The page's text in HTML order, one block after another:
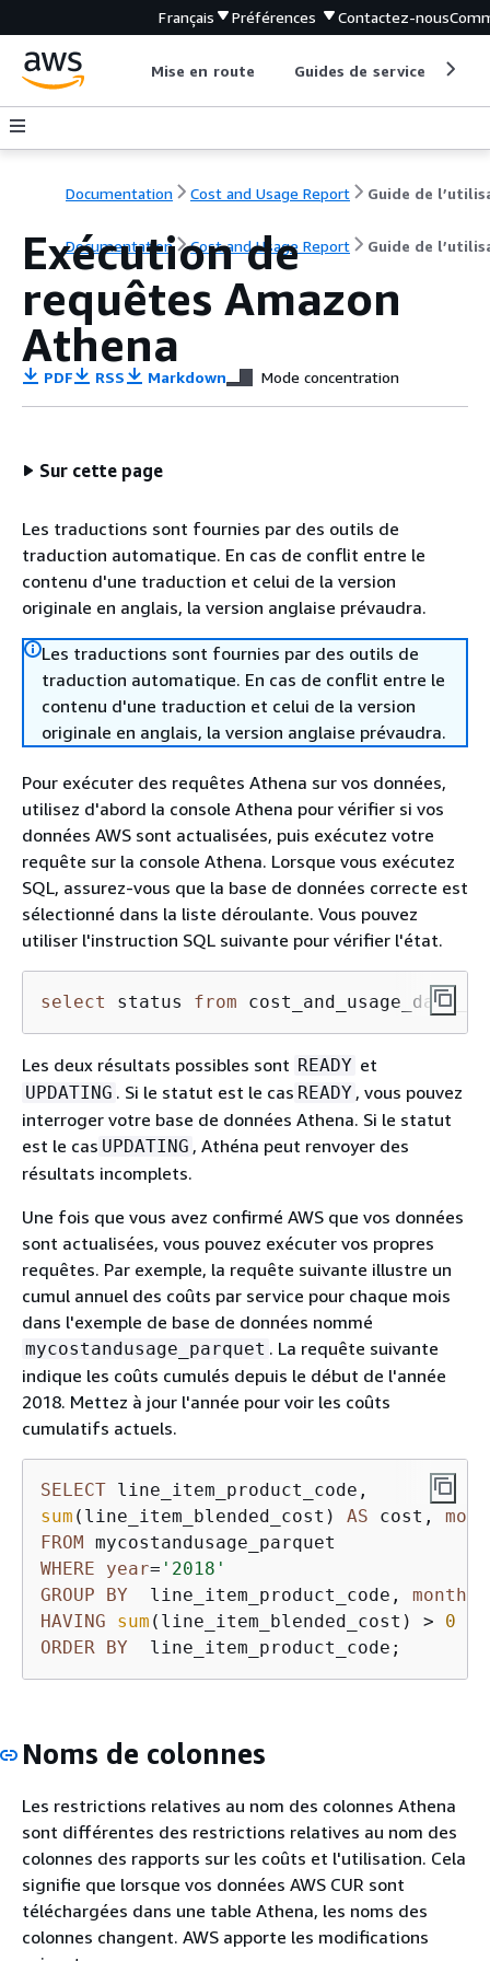
Français Préférences Contactez-nous
Mise en route Guides de service
Documentation Cost and Usage Report
Documentation Cost and Usage Report Guide de
Exécution de
requêtes Amazon
Athena
PDF RSS Markdown Mode concentration
Sur cette page
Les traductions sont fournies par des outils de
traduction automatique. En cas de conflit entre le
contenu d'une traduction et celui de la version
originale en anglais, la version anglaise prévaudra.
Les traductions sont fournies par des outils de
traduction automatique. En cas de conflit entre le
contenu d'une traduction et celui de la version
originale en anglais, la version anglaise prévaudra.
Pour exécuter des requêtes Athena sur vos données,
utilisez d'abord la console Athena pour vérifier si vos
données AWS sont actualisées, puis exécutez votre
requête sur la console Athena. Lorsque vous exécutez
SQL, assurez-vous que la base de données correcte est
sélectionné dans la liste déroulante. Vous pouvez
utiliser l'instruction SQL suivante pour vérifier l'état.
select status from
Les deux résultats possibles sont READY et
UPDATING . Si le statut est le cas READY , vous pouvez
interroger votre base de données Athena. Si le statut
est le cas UPDATING , Athéna peut renvoyer des
résultats incomplets.
Une fois que vous avez confirmé AWS que vos données
sont actualisées, vous pouvez exécuter vos propres
requêtes. Par exemple, la requête suivante illustre un
cumul annuel des coûts par service pour chaque mois
dans l'exemple de base de données nommé
mycostandusage_parquet . La requête suivante
indique les coûts cumulés depuis le début de l'année
2018. Mettez à jour l'année pour voir les coûts
cumulatifs actuels.
SELECT
sum (line_item_blended_cost) AS cost,
FROM
WHERE
year= '2018'
GROUP
BY
  line_item_product_code,
month
HAVING
sum (line_item_blended_cost) >
0
ORDER BY
  line_item_product_code;
Noms de colonnes
Les restrictions relatives au nom des colonnes Athena
sont différentes des restrictions relatives au nom des
colonnes des rapports sur les coûts et l'utilisation. Cela
signifie que lorsque vos données AWS CUR sont
téléchargées dans une table Athena, les noms des
colonnes changent. AWS apporte les modifications